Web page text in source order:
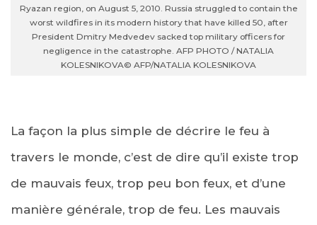
Ryazan region, on August 5, 2010. Russia struggled to contain the
worst wildfires in its modern history that have killed 50, after
President Dmitry Medvedev sacked top military officers for
negligence in the catastrophe. AFP PHOTO / NATALIA
KOLESNIKOVA© AFP/NATALIA KOLESNIKOVA
La façon la plus simple de décrire le feu à
travers le monde, c’est de dire qu’il existe trop
de mauvais feux, trop peu bon feux, et d’une
manière générale, trop de feu. Les mauvais